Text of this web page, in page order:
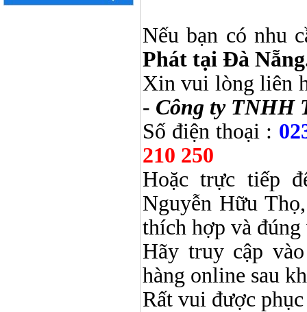
Nếu bạn có nhu
Phát tại Đà
Xin vui lòng liên
- Công ty TNHH
Số điện thoại :
210 250
Hoặc trực tiếp
Nguyễn Hữu
thích hợp và
Hãy truy cập
hàng online sau
Rất vui được